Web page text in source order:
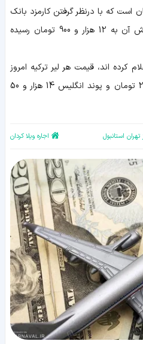
12 هزار و 584 تومان است که با درنظر گرفتن کارمزد بانک
مرکزی و بانک عامل، قیمت فروش آن به 12 هزار و 900 تومان رسیده
کرده اند، قیمت هر لیر ترکیه امروز
به 2120 تومان، درهم امارات 2990 تومان و پوند انگلیس 14 هزار و 50
تهران استانبول اجاره ویلا کردان